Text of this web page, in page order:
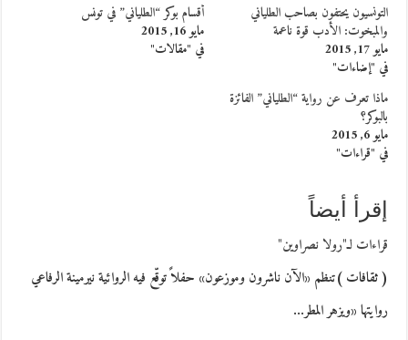
التونسيون يحتفون بصاحب الطلياني
والمبخوت: الأدب قوة ناعمة
مايو 17, 2015
في "إضاءات"
أقسام بوكر “الطلياني” في تونس
مايو 16, 2015
في "مقالات"
ماذا تعرف عن رواية “الطلياني” الفائزة
بالبوكر؟
مايو 6, 2015
في "قراءات"
إقرأ أيضاً
قراءات لـ"رولا نصراوين"
( ثقافات )تنظم «الآن ناشرون وموزعون» حفلاً توقّع فيه الروائية نيرمينة الرفاعي
روايتها «ويزهر المطر…